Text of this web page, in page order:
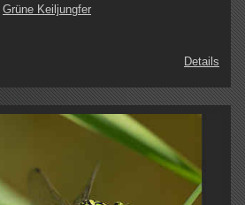
Grüne Keiljungfer
Details